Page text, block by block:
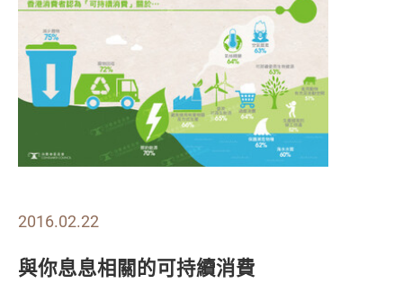
2016.02.22
與你息息相關的可持續消費